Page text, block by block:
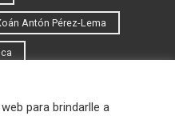
Antón Pérez-Lema
para brindarlle a